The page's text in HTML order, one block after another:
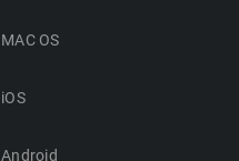
MAC OS
iOS
Android